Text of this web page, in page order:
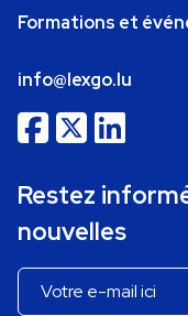
Formations et
info@lexgo.lu
Restez
nouvelles